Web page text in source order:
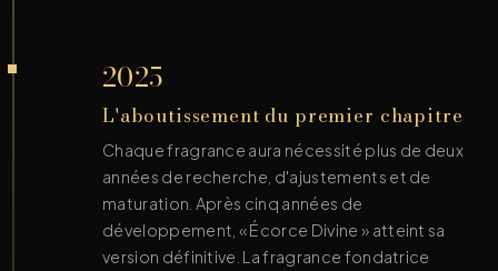
2025
L'aboutissement du premier chapitre
Chaque fragrance aura nécessité plus de deux
années de recherche, d'ajustements et de
maturation. Après cinq années de
développement, « Écorce Divine » atteint sa
version définitive. La fragrance fondatrice